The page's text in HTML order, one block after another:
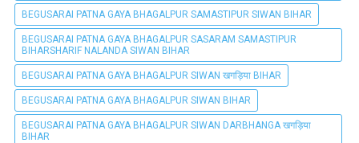
BEGUSARAI PATNA GAYA BHAGALPUR SAMASTIPUR SIWAN BIHAR
BEGUSARAI PATNA GAYA BHAGALPUR SASARAM SAMASTIPUR
BIHARSHARIF NALANDA SIWAN BIHAR
BEGUSARAI PATNA GAYA BHAGALPUR SIWAN खगड़िया BIHAR
BEGUSARAI PATNA GAYA BHAGALPUR SIWAN BIHAR
BEGUSARAI PATNA GAYA BHAGALPUR SIWAN DARBHANGA खगड़िया
BIHAR